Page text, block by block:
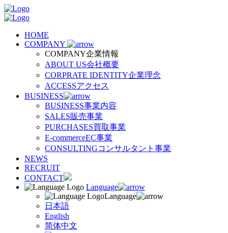
HOME
COMPANY
COMPANY企業情報
ABOUT US会社概要
CORPRATE IDENTITY企業理念
ACCESSアクセス
BUSINESS
BUSINESS事業内容
SALES販売事業
PURCHASES買取事業
E-commerceEC事業
CONSULTINGコンサルタント事業
NEWS
RECRUIT
CONTACT
Language
Language
日本語
English
简体中文